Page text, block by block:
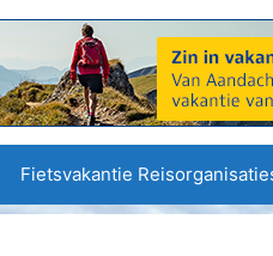
Fietsvakantie